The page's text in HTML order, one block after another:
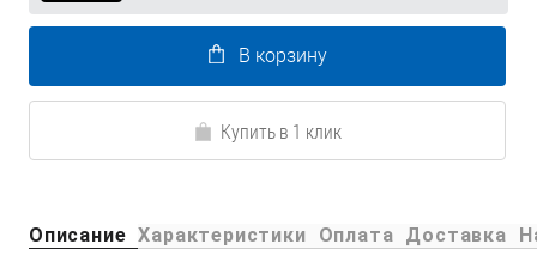
В корзину
Купить в 1 клик
Описание Характеристики Оплата Доставка